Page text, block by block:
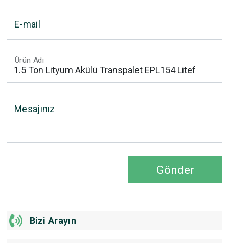
E-mail
Ürün Adı
Mesajınız
Gönder
Bizi Arayın